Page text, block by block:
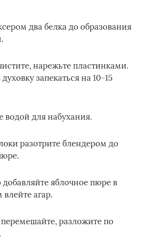
два белка до образования
нарежьте пластинками.
запекаться на 10-15
водой для набухания.
разотрите блендером до
яблочное пюре в
влейте агар.
разложите по